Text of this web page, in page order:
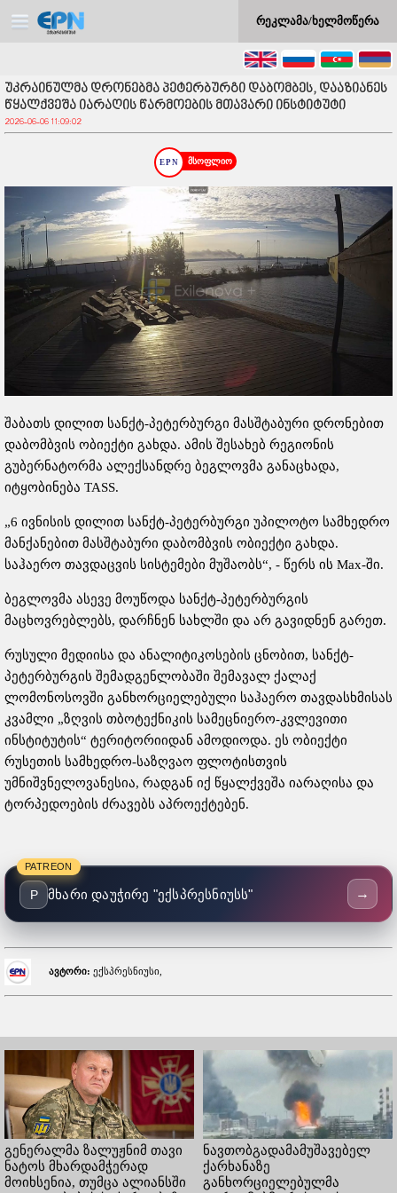
რეკლამა/ხელმოწერა
უკრაინულმა დრონებმა პეტერბურგი დაბომბეს, დააზიანეს
წყალქვეშა იარაღის წარმოების მთავარი ინსტიტუტი
2026-06-06 11:09:02
მსოფლიო
შაბათს დილით სანქტ-პეტერბურგი მასშტაბური დრონებით
დაბომბვის ობიექტი გახდა. ამის შესახებ რეგიონის
გუბერნატორმა ალექსანდრე ბეგლოვმა განაცხადა,
იტყობინება TASS.
„6 ივნისის დილით სანქტ-პეტერბურგი უპილოტო სამხედრო
მანქანებით მასშტაბური დაბომბვის ობიექტი გახდა.
საჰაერო თავდაცვის სისტემები მუშაობს“, - წერს ის Max-ში.
ბეგლოვმა ასევე მოუწოდა სანქტ-პეტერბურგის
მაცხოვრებლებს, დარჩნენ სახლში და არ გავიდნენ გარეთ.
რუსული მედიისა და ანალიტიკოსების ცნობით, სანქტ-
პეტერბურგის შემადგენლობაში შემავალ ქალაქ
ლომონოსოვში განხორციელებული საჰაერო თავდასხმისას
კვამლი „ზღვის თბოტექნიკის სამეცნიერო-კვლევითი
ინსტიტუტის“ ტერიტორიიდან ამოდიოდა. ეს ობიექტი
რუსეთის სამხედრო-საზღვაო ფლოტისთვის
უმნიშვნელოვანესია, რადგან იქ წყალქვეშა იარაღისა და
ტორპედოების ძრავებს აპროექტებენ.
PATREON
P მხარი დაუჭირე "ექსპრესნიუსს" →
ავტორი: ექსპრესნიუსი,
გენერალმა ზალუჟნიმ თავი
ნატოს მხარდამჭერად
მოიხსენია, თუმცა ალიანსში
ნავთობგადამამუშავებელ
ქარხანაზე
განხორციელებულმა